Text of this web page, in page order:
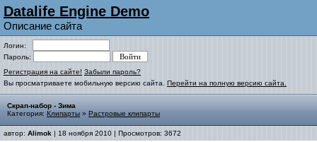
Datalife Engine Demo
Описание сайта
Логин:
Пароль:
Регистрация на сайте! Забыли пароль?
Вы просматриваете мобильную версию сайта. Перейти на полную версию сайта.
Скрап-набор - Зима
Категория: Клипарты » Растровые клипарты
автор: Alimok | 18 ноября 2010 | Просмотров: 3672